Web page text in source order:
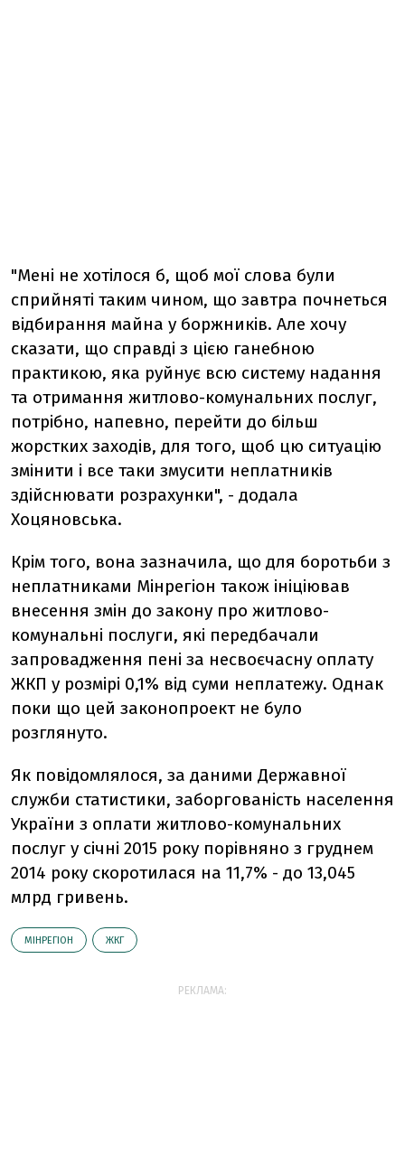
"Мені не хотілося б, щоб мої слова були
сприйняті таким чином, що завтра почнеться
відбирання майна у боржників. Але хочу
сказати, що справді з цією ганебною
практикою, яка руйнує всю систему надання
та отримання житлово-комунальних послуг,
потрібно, напевно, перейти до більш
жорстких заходів, для того, щоб цю ситуацію
змінити і все таки змусити неплатників
здійснювати розрахунки", - додала
Хоцяновська.
Крім того, вона зазначила, що для боротьби з
неплатниками Мінрегіон також ініціював
внесення змін до закону про житлово-
комунальні послуги, які передбачали
запровадження пені за несвоєчасну оплату
ЖКП у розмірі 0,1% від суми неплатежу. Однак
поки що цей законопроект не було
розглянуто.
Як повідомлялося, за даними Державної
служби статистики, заборгованість населення
України з оплати житлово-комунальних
послуг у січні 2015 року порівняно з груднем
2014 року скоротилася на 11,7% - до 13,045
млрд гривень.
МІНРЕГІОН ЖКГ
РЕКЛАМА: